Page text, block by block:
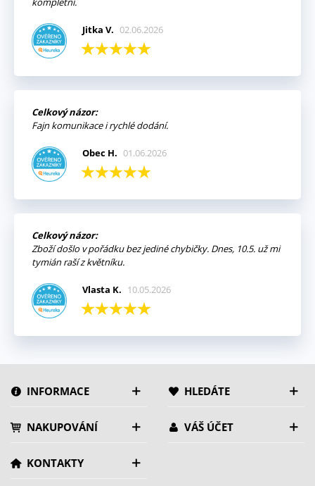
Jitka V. 02.06.2026
Celkový názor:
Fajn komunikace i rychlé dodání.
Obec H. 01.06.2026
Celkový názor:
Zboží došlo v pořádku bez jediné chybičky. Dnes, 10.5. už mi
tymián raší z květníku.
Vlasta K. 10.05.2026
INFORMACE HLEDÁTE
NAKUPOVÁNÍ VÁŠ ÚČET
KONTAKTY